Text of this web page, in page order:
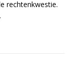
rechtenkwestie.